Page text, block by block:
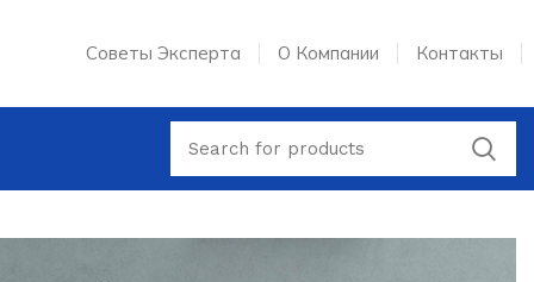
Советы Эксперта О Компании Контакты